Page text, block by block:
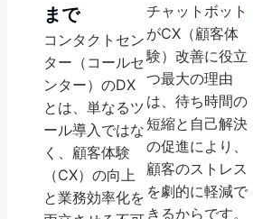
まで
コンタクトセン
ター（コールセ
ンター）のDX
とは、単なるツ
ール導入ではな
く、顧客体験
（CX）の向上
と業務効率化を
チャットボット
がCX（顧客体
験）改善に役立
つ最大の理由
は、待ち時間の
短縮と自己解決
の促進により、
顧客のストレス
を劇的に軽減で
きるからです。